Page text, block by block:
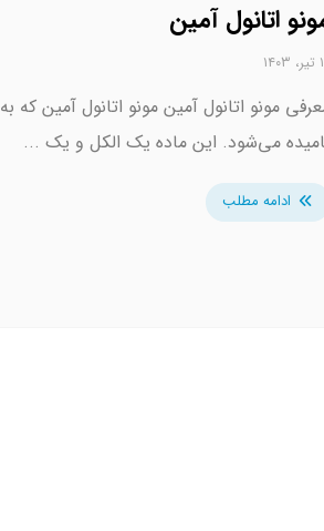
اتانول آمین
می‌شود. این ماده یک الکل و یک ...
ادامه مطلب